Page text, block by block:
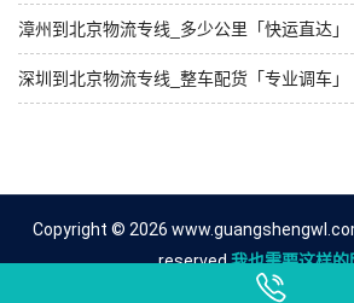
漳州到北京物流专线_多少公里「快运直达」
深圳到北京物流专线_整车配货「专业调车」
Copyright © 2026
reserved.我也需要这样的